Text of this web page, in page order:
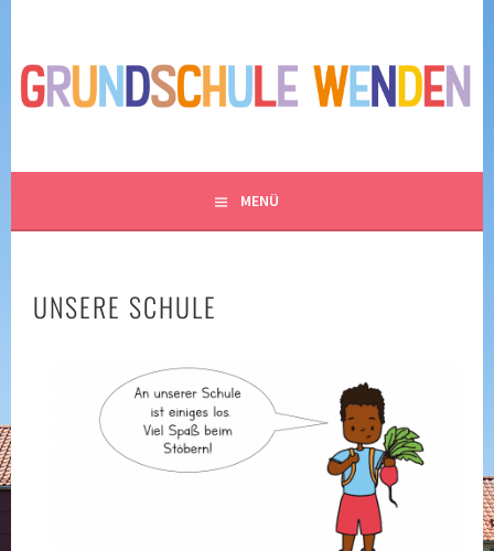
Inhalt
GRUNDSCHULE WENDEN
– SPIELEN, LACHEN UND LERNEN IM NORDEN
BRAUNSCHWEIGS
MENÜ
UNSERE SCHULE